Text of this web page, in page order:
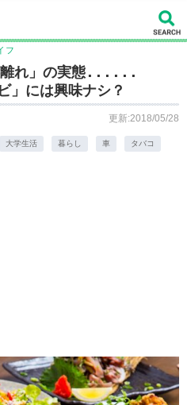
フ
離れ」の実態......
」には興味ナシ？
更新:2018/05/28
大学生活 暮らし 車 タバコ